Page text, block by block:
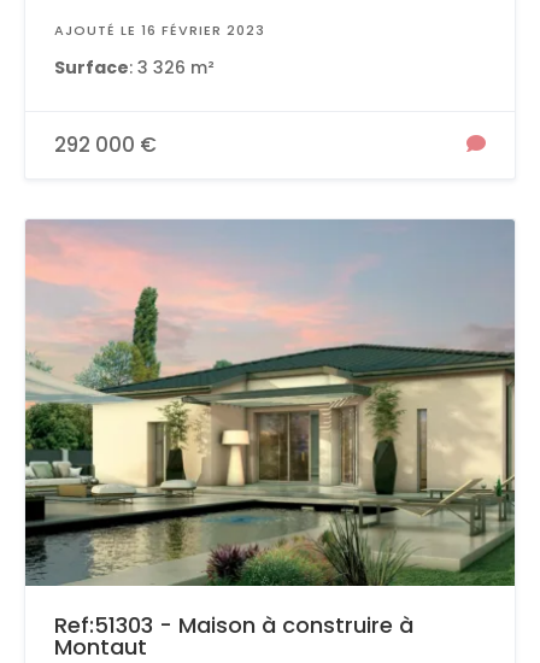
AJOUTÉ LE 16 FÉVRIER 2023
Surface: 3 326 m²
292 000 €
Ref:51303 - Maison à construire à
Montaut